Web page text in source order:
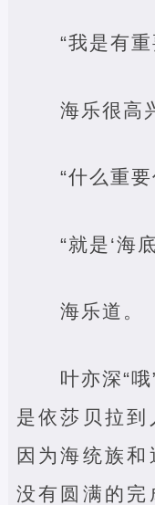
“我是有
海乐很高
“什么重
“就是‘海
海乐道。
叶亦深“
是依莎贝拉到
因为海统族
没有圆满的完